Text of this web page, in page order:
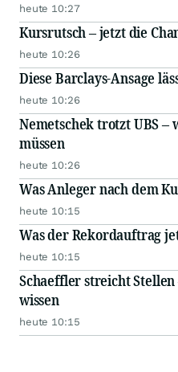
heute 10:27
Kursrutsch – jetzt die
heute 10:26
Diese Barclays-Ansage
heute 10:26
Nemetschek trotzt UBS –
müssen
heute 10:26
Was Anleger nach dem
heute 10:15
Was der Rekordauftrag
heute 10:15
Schaeffler streicht
wissen
heute 10:15